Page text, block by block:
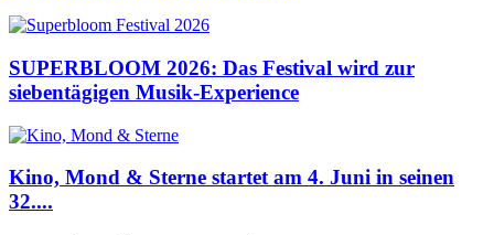
SUPERBLOOM 2026: Das Festival wird zur
siebentägigen Musik-Experience
Kino, Mond & Sterne startet am 4. Juni in seinen
32....